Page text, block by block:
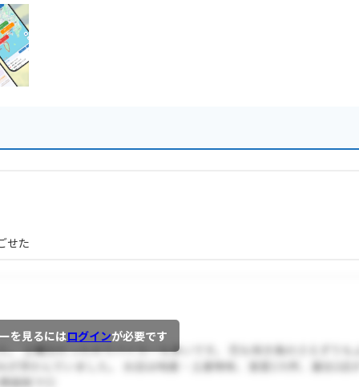
せた
を見るにはログインが必要です